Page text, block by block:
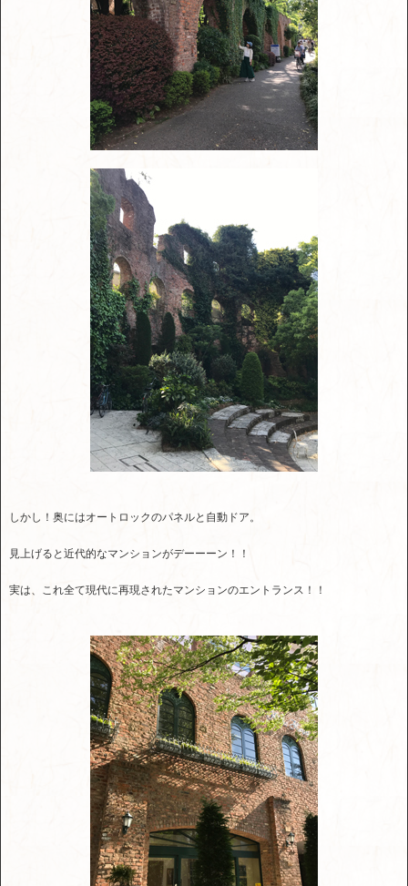
しかし！奥にはオートロックのパネルと自動ドア。
見上げると近代的なマンションがデーーーン！！
実は、これ全て現代に再現されたマンションのエントランス！！